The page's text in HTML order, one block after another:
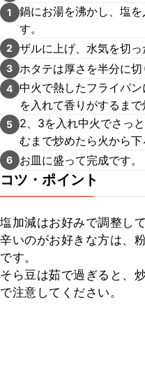
1
鍋にお湯を沸かし、塩
す。
2 ザルに上げ、水気を切っ
3 ホタテは厚さを半分に切
4 中火で熱したフライパ
を入れて香りがするまで
5
2、3を入れ中火でさっ
むまで炒めたら火から下
6 お皿に盛って完成です。
コツ・ポイント
塩加減はお好みで調整し
辛いのがお好きな方は、
です。
そら豆は茹で過ぎると、
で注意してください。